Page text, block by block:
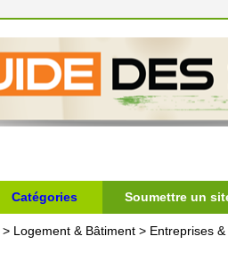
Catégories Soumettre un
> Logement & Bâtiment > Entreprises